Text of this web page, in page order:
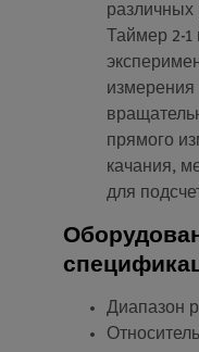
Таймер 2-
измерения
прямого
качания,
для
Диапазон